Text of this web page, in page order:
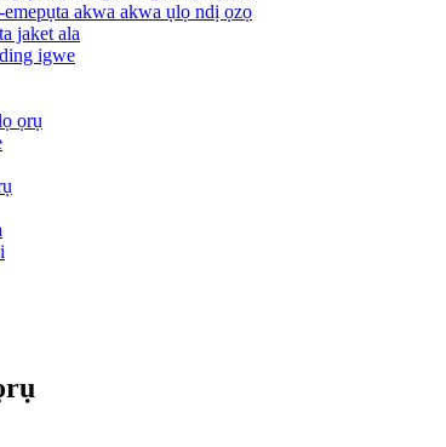
akwa akwa ụlọ ndị ọzọ
jaket ala
igwe
ọrụ